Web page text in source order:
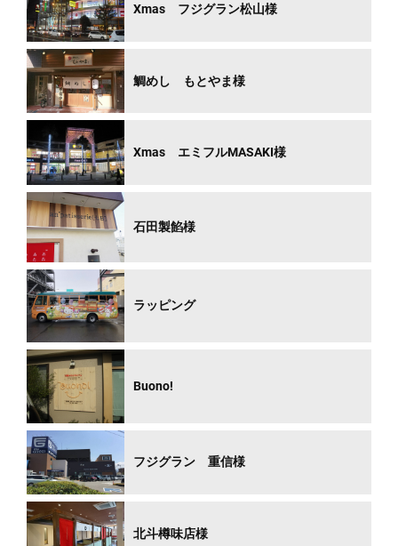
Xmas フジグラン松山様
鯛めし もとやま様
Xmas エミフルMASAKI様
石田製餡様
ラッピング
Buono!
フジグラン 重信様
北斗樽味店様